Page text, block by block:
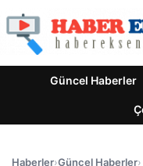
Güncel Haberler
Haberler›Güncel Haberler›